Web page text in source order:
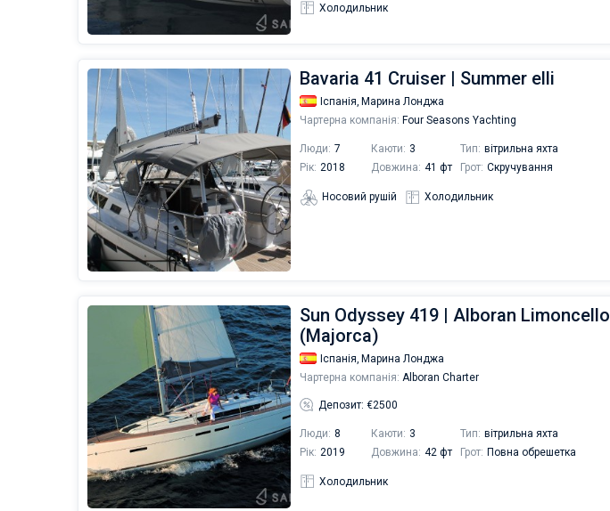
Холодильник
Bavaria 41 Cruiser | Summer elli
Іспанія, Марина Лонджа
Чартерна компанія: Four Seasons Yachting
Люди: 7 Каюти: 3 Тип: вітрильна яхта
Рік: 2018 Довжина: 41 фт Грот: Скручування
Носовий рушій Холодильник
Sun Odyssey 419 | Alboran Limoncello
(Majorca)
Іспанія, Марина Лонджа
Чартерна компанія: Alboran Charter
Депозит: €2500
Люди: 8 Каюти: 3 Тип: вітрильна яхта
Рік: 2019 Довжина: 42 фт Грот: Повна обрешетка
Холодильник